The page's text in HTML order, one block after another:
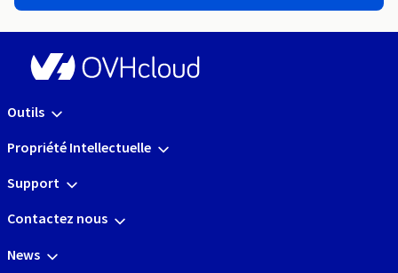
Outils
Propriété Intellectuelle
Support
Contactez nous
News